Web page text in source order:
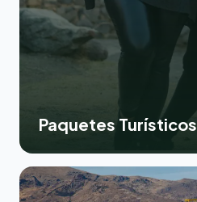
Paquetes Turísticos